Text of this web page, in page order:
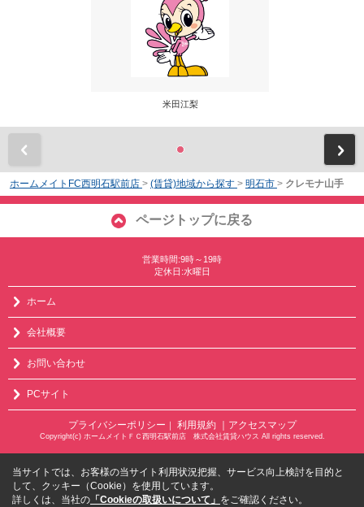
米田江梨
ホームメイトFC西明石駅前店 > (賃貸)地域から探す > 明石市 > クレモナ山手
ページトップに戻る
営業時間:9時～19時
定休日:水曜日
ホーム
会社概要
お問い合わせ
PCサイト
プライバシーポリシー 利用規約 ｜アクセスマップ
Copyright(c) ホームメイトＦＣ西明石駅前店 株式会社賃貸ハウス All rights reserved.
当サイトでは、お客様の当サイト利用状況把握、サービス向上検討を目的と
して、クッキー（Cookie）を使用しています。
詳しくは、当社の 「Cookieの取扱いについて」 をご確認ください。